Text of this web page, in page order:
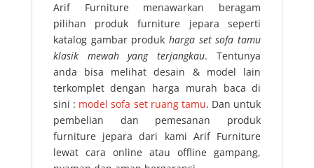
Arif Furniture menawarkan beragam
pilihan produk furniture jepara seperti
katalog gambar produk harga set sofa tamu
klasik mewah yang terjangkau. Tentunya
anda bisa melihat desain & model lain
terkomplet dengan harga murah baca di
sini : model sofa set ruang tamu. Dan untuk
pembelian dan pemesanan produk
furniture jepara dari kami Arif Furniture
lewat cara online atau offline gampang,